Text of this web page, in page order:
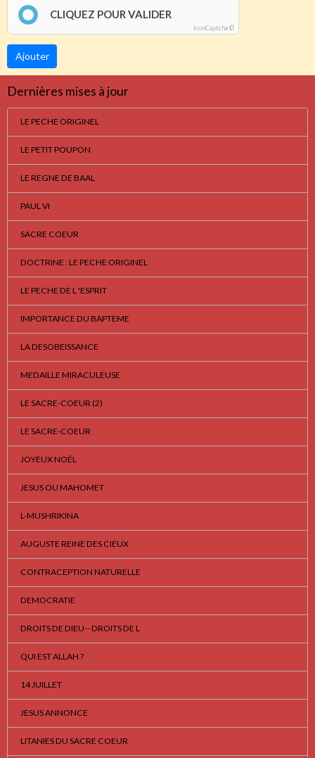
CLIQUEZ POUR VALIDER
IconCaptcha ©
Ajouter
Dernières mises à jour
LE PECHE ORIGINEL
LE PETIT POUPON
LE REGNE DE BAAL
PAUL VI
SACRE COEUR
DOCTRINE : LE PECHE ORIGINEL
LE PECHE DE L 'ESPRIT
IMPORTANCE DU BAPTEME
LA DESOBEISSANCE
MEDAILLE MIRACULEUSE
LE SACRE-COEUR (2)
LE SACRE-COEUR
JOYEUX NOËL
JESUS OU MAHOMET
L-MUSHRIKINA
AUGUSTE REINE DES CIEUX
CONTRACEPTION NATURELLE
DEMOCRATIE
DROITS DE DIEU-- DROITS DE L
QUI EST ALLAH ?
14 JUILLET
JESUS ANNONCE
LITANIES DU SACRE COEUR